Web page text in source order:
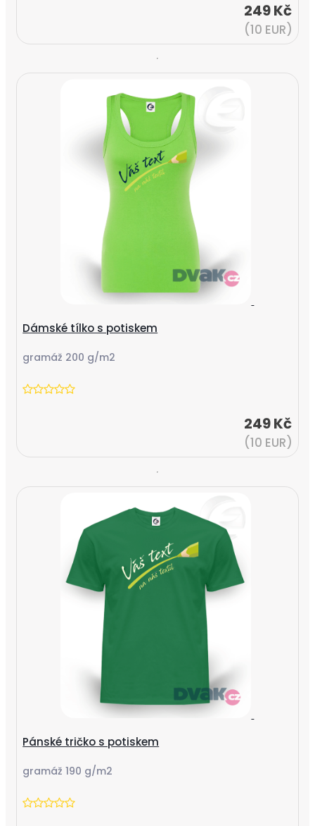
249 Kč
(10 EUR)
Dámské tílko s potiskem
gramáž 200 g/m2
249 Kč
(10 EUR)
Pánské tričko s potiskem
gramáž 190 g/m2